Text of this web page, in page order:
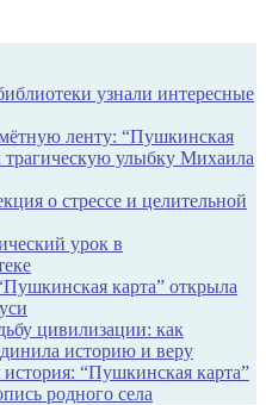
узнали интересные
ленту: “Пушкинская
трагическую улыбку Михаила
о стрессе и целительной
урок в
карта” открыла
цивилизации: как
историю и веру
“Пушкинская карта”
родного села